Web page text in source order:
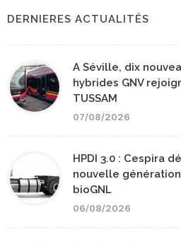
DERNIERES ACTUALITÉS
A Séville, dix
hybrides GNV
TUSSAM
07/08/2026
HPDI 3.0 : Cespira
nouvelle
bioGNL
06/08/2026